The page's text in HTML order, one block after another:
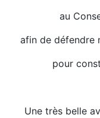
au
afin de défendre
pour
Une très belle